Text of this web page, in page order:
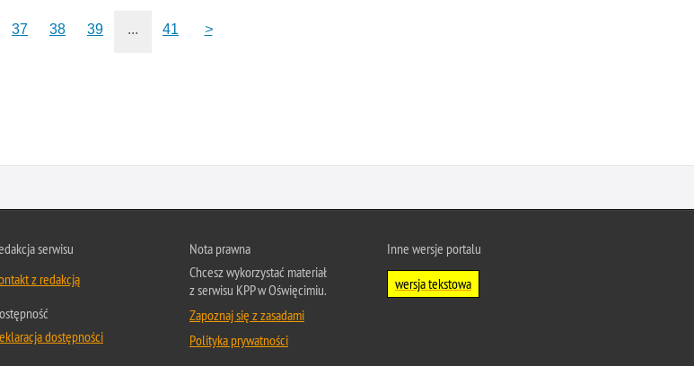
37 38 39 ... 41 >
serwisu
z redakcją
dostępności
Nota prawna
Chcesz wykorzystać materiał
z serwisu KPP w Oświęcimiu.
Zapoznaj się z zasadami
Polityka prywatności
Inne wersje portalu
wersja tekstowa